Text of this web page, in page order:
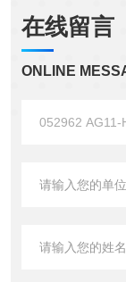
在线留言
ONLINE